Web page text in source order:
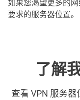
如果您渴望更多的
要求的服务器位置。
了解
查看 VPN 服务